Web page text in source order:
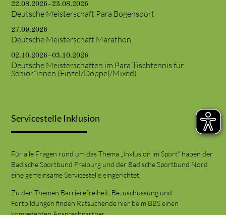
22.08.2026–23.08.2026
Deutsche Meisterschaft Para Bogensport
27.09.2026
Deutsche Meisterschaft Marathon
02.10.2026–03.10.2026
Deutsche Meisterschaften im Para Tischtennis für
Senior*innen (Einzel/Doppel/Mixed)
Servicestelle Inklusion
Für alle Fragen rund um das Thema „Inklusion im Sport“ haben der
Badische Sportbund Freiburg und der Badische Sportbund Nord
eine gemeinsame Servicestelle eingerichtet.
Zu den Themen Barrierefreiheit, Bezuschussung und
Fortbildungen finden Ratsuchende hier beim BBS einen